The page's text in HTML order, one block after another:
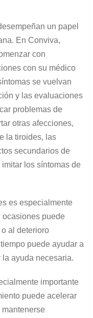
un papel
En Conviva,
con
con su médico
se vuelvan
y las evaluaciones
problemas de
otras afecciones,
la tiroides, las
secundarios de
los síntomas de
es especialmente
ocasiones puede
al deterioro
puede ayudar a
la ayuda necesaria.
importante
puede acelerar